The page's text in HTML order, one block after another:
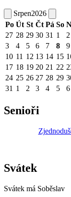
Srpen2026
Po Út St Čt Pá So
27 28 29 30 31 1
2
3
4 5 6 7 8
9
10 11 12 13 14 15
17 18 19 20 21 22
24 25 26 27 28 29
31 1 2 3 4 5 6
Senioři
Svátek
Svátek má Soběslav